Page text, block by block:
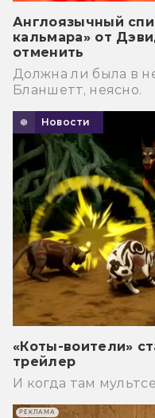
Англоязычный
кальмара» от
отменить
Должна ли была в
Бланшетт, неясно.
Новости
«Коты-воители»
трейлер
И когда там
РЕКЛАМА